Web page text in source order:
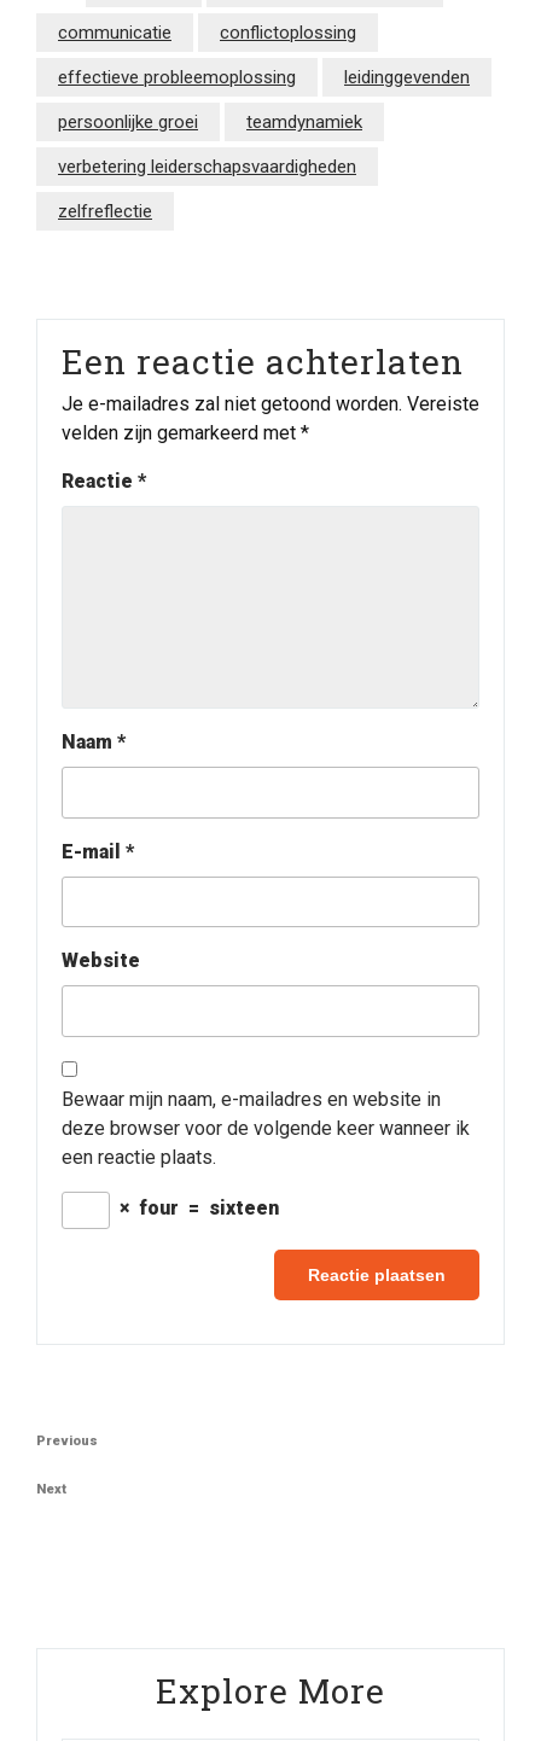
communicatie conflictoplossing
effectieve probleemoplossing leidinggevenden
persoonlijke groei teamdynamiek
verbetering leiderschapsvaardigheden
zelfreflectie
Een reactie achterlaten
Je e-mailadres zal niet getoond worden. Vereiste
velden zijn gemarkeerd met *
Reactie *
Naam *
E-mail *
Website
Bewaar mijn naam, e-mailadres en website in
deze browser voor de volgende keer wanneer ik
een reactie plaats.
× four = sixteen
Berichtnavigatie
Previous
Previous
Next
Next
Explore More